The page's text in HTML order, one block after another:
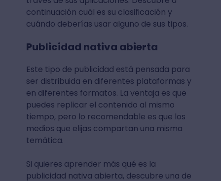
continuación cuál es su clasificación y
cuándo deberías usar alguno de sus tipos.
Publicidad nativa abierta
Este tipo de publicidad está pensada para
ser distribuida en diferentes plataformas y
en diferentes formatos. La ventaja es que
puedes replicar el contenido al mismo
tiempo, pero lo recomendable es que los
medios que elijas compartan una misma
temática.
Si quieres aprender más qué es la
publicidad nativa abierta, descubre una de